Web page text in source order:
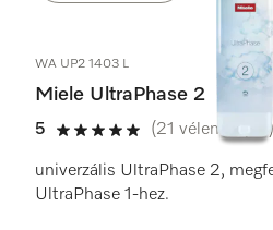
WA UP2 1403 L
Miele UltraPhase 2
5
5 / 5
(21 vélemények)
univerzális UltraPhase 2,
UltraPhase 1-hez.